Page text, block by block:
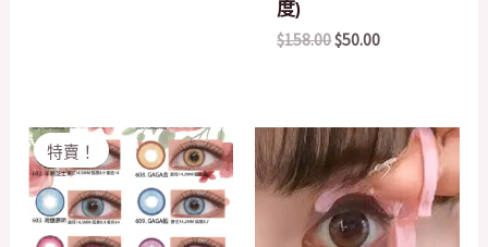
度)
$158.00$50.00
特賣！
Original
price
was:
$158.00.
Current
price
is:
$50.00.